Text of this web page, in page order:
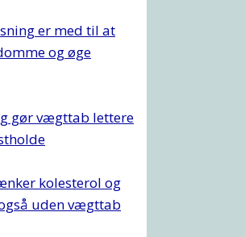
er med til at
og øge
gør vægttab lettere
kolesterol og
uden vægttab